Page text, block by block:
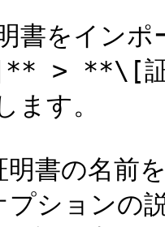
書をイン
> **\[証
ます。
の名前を
ションの